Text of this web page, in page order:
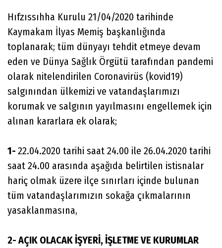
Hıfzıssıhha Kurulu 21/04/2020 tarihinde
Kaymakam İlyas Memiş başkanlığında
toplanarak; tüm dünyayı tehdit etmeye devam
eden ve Dünya Sağlık Örgütü tarafından pandemi
olarak nitelendirilen Coronavirüs (kovid19)
salgınından ülkemizi ve vatandaşlarımızı
korumak ve salgının yayılmasını engellemek için
alınan kararlara ek olarak;
1- 22.04.2020 tarihi saat 24.00 ile 26.04.2020 tarihi
saat 24.00 arasında aşağıda belirtilen istisnalar
hariç olmak üzere ilçe sınırları içinde bulunan
tüm vatandaşlarımızın sokağa çıkmalarının
yasaklanmasına,
2- AÇIK OLACAK İŞYERİ, İŞLETME VE KURUMLAR